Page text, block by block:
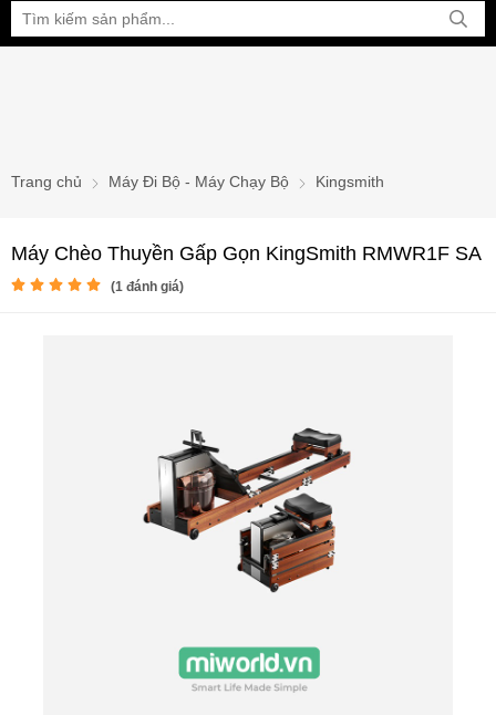
Bạn đang xem tại:
Trang chủ Máy Đi Bộ - Máy Chạy Bộ Kingsmith
Máy Chèo Thuyền Gấp Gọn KingSmith RMWR1F SA
(1 đánh giá)